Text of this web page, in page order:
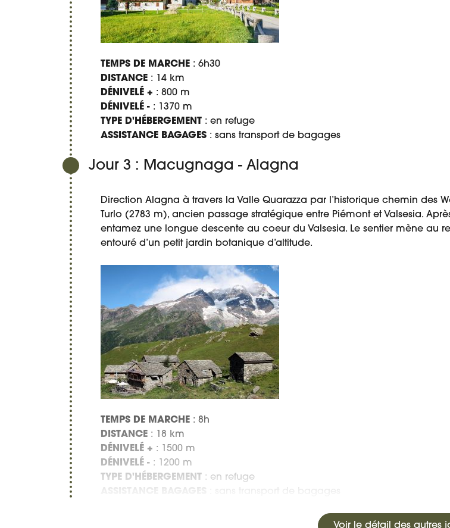
TEMPS DE MARCHE : 6h30
DISTANCE : 14 km
DÉNIVELÉ + : 800 m
DÉNIVELÉ - : 1370 m
TYPE D'HÉBERGEMENT : en refuge
ASSISTANCE BAGAGES : sans transport de bagages
Jour 3 : Macugnaga - Alagna
Direction Alagna à travers la Valle Quarazza par l’historique chemin des
Turlo (2783 m), ancien passage stratégique entre Piémont et Valsesia.
entamez une longue descente au coeur du Valsesia. Le sentier mène au
entouré d’un petit jardin botanique d’altitude.
TEMPS DE MARCHE : 8h
DISTANCE : 18 km
DÉNIVELÉ + : 1500 m
DÉNIVELÉ - : 1200 m
TYPE D'HÉBERGEMENT : en refuge
Voir le détail des autres